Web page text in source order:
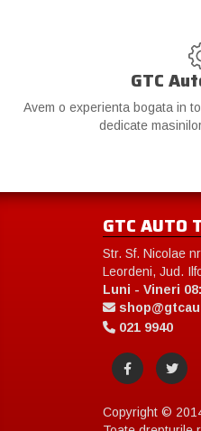
GTC
Avem o experienta bogata in
dedicate
GTC AUTO
Str. Sf. Nicolae
Leordeni, Jud.
Luni - Vineri
021 9940
Copyright ©